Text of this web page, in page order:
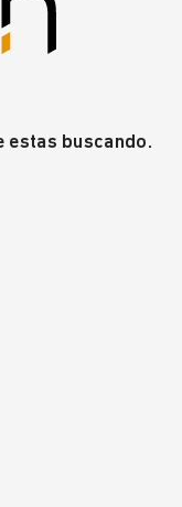
estas buscando.